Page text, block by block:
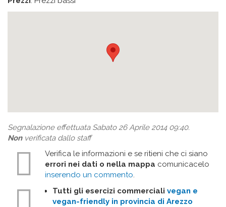
Segnalazione effettuata Sabato 26 Aprile 2014 09:40.
Nonverificata dallo staff
Verifica le informazioni e se ritieni che ci siano
errori nei dati o nella mappa comunicacelo
inserendo un commento.
Tutti gli esercizi commerciali vegan e
vegan-friendly in provincia di Arezzo